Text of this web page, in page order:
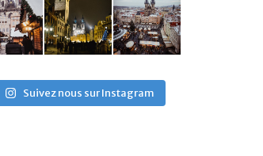
Suivez nous sur Instagram